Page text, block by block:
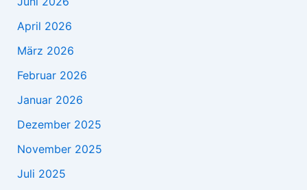
April 2026
März 2026
Februar 2026
Januar 2026
Dezember 2025
November 2025
Juli 2025